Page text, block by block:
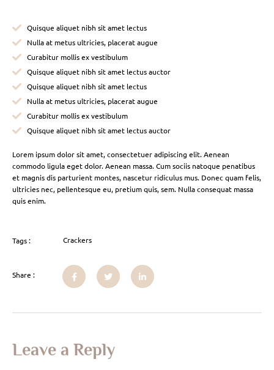
Quisque aliquet nibh sit amet lectus
Nulla at metus ultricies, placerat augue
Curabitur mollis ex vestibulum
Quisque aliquet nibh sit amet lectus auctor
Quisque aliquet nibh sit amet lectus
Nulla at metus ultricies, placerat augue
Curabitur mollis ex vestibulum
Quisque aliquet nibh sit amet lectus auctor
Lorem ipsum dolor sit amet, consectetuer adipiscing elit. Aenean
commodo ligula eget dolor. Aenean massa. Cum sociis natoque penatibus
et magnis dis parturient montes, nascetur ridiculus mus. Donec quam felis,
ultricies nec, pellentesque eu, pretium quis, sem. Nulla consequat massa
quis enim.
Tags : Crackers
Share :
Leave a Reply